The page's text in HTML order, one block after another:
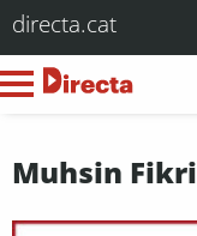
directa.cat
Muhsin Fikri